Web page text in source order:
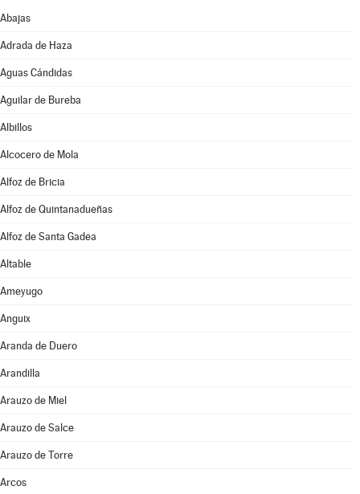
Abajas
Adrada de Haza
Aguas Cándidas
Aguilar de Bureba
Albillos
Alcocero de Mola
Alfoz de Bricia
Alfoz de Quintanadueñas
Alfoz de Santa Gadea
Altable
Ameyugo
Anguix
Aranda de Duero
Arandilla
Arauzo de Miel
Arauzo de Salce
Arauzo de Torre
Arcos